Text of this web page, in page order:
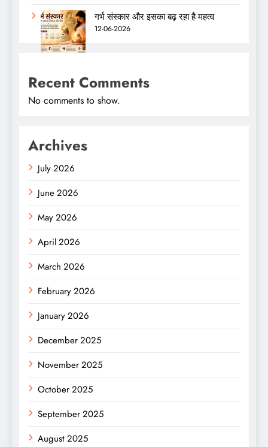
गर्भ संस्कार और इसका बढ़ रहा है महत्व
12-06-2026
Recent Comments
No comments to show.
Archives
July 2026
June 2026
May 2026
April 2026
March 2026
February 2026
January 2026
December 2025
November 2025
October 2025
September 2025
August 2025